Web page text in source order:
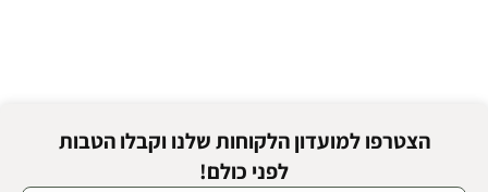
הצטרפו למועדון הלקוחות שלנו וקבלו הטבות
לפני כולם!